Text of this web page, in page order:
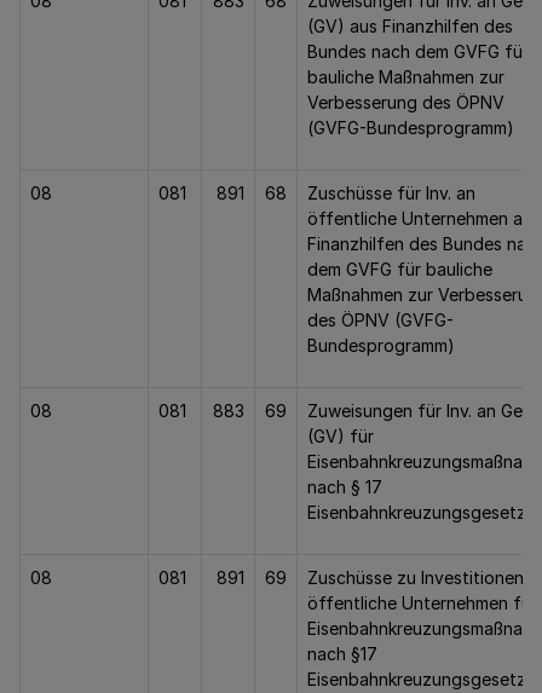
(GV) aus Finanzhilfen des
Bundes nach dem GVFG für
bauliche Maßnahmen zur
Verbesserung des ÖPNV
(GVFG-Bundesprogramm)
08 081 891 68
Zuschüsse für Inv. an
öffentliche Unternehmen aus
Finanzhilfen des Bundes
dem GVFG für bauliche
Maßnahmen zur
des ÖPNV (GVFG-
Bundesprogramm)
08 081 883 69
Zuweisungen für Inv. an Gem.
(GV) für
nach § 17
Eisenbahnkreuzungsgesetz
08 081 891 69
Zuschüsse zu Investitionen
öffentliche Unternehmen für
nach §17
Eisenbahnkreuzungsgesetz